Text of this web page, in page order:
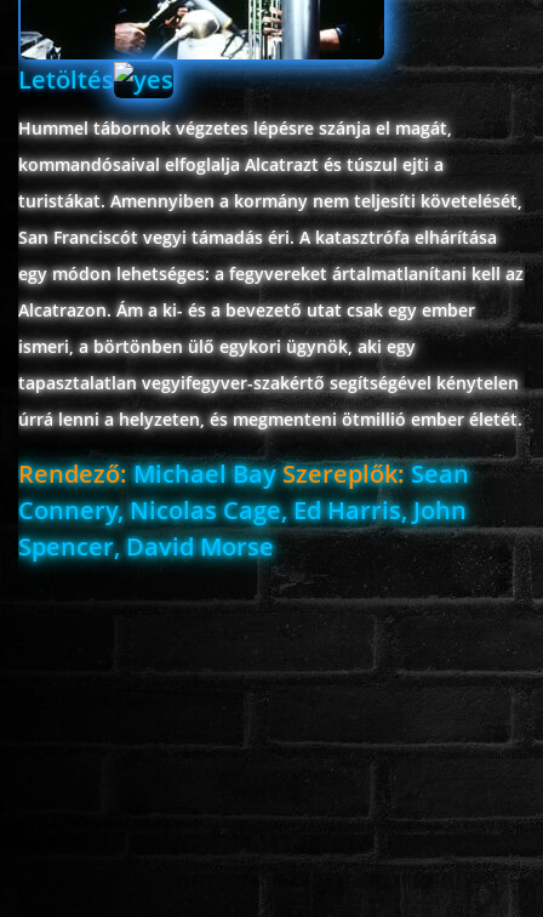
Letöltés
Hummel tábornok végzetes lépésre szánja el magát,
kommandósaival elfoglalja Alcatrazt és túszul ejti a
turistákat. Amennyiben a kormány nem teljesíti követelését,
San Franciscót vegyi támadás éri. A katasztrófa elhárítása
egy módon lehetséges: a fegyvereket ártalmatlanítani kell az
Alcatrazon. Ám a ki- és a bevezető utat csak egy ember
ismeri, a börtönben ülő egykori ügynök, aki egy
tapasztalatlan vegyifegyver-szakértő segítségével kénytelen
úrrá lenni a helyzeten, és megmenteni ötmillió ember életét.
Rendező:Michael BaySzereplők:Sean
Connery, Nicolas Cage, Ed Harris, John
Spencer, David Morse